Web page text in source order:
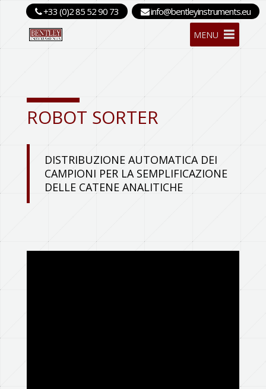
+33 (0)2 85 52 90 73 info@bentleyinstruments.eu
MENU
ROBOT SORTER
DISTRIBUZIONE AUTOMATICA DEI
CAMPIONI PER LA SEMPLIFICAZIONE
DELLE CATENE ANALITICHE